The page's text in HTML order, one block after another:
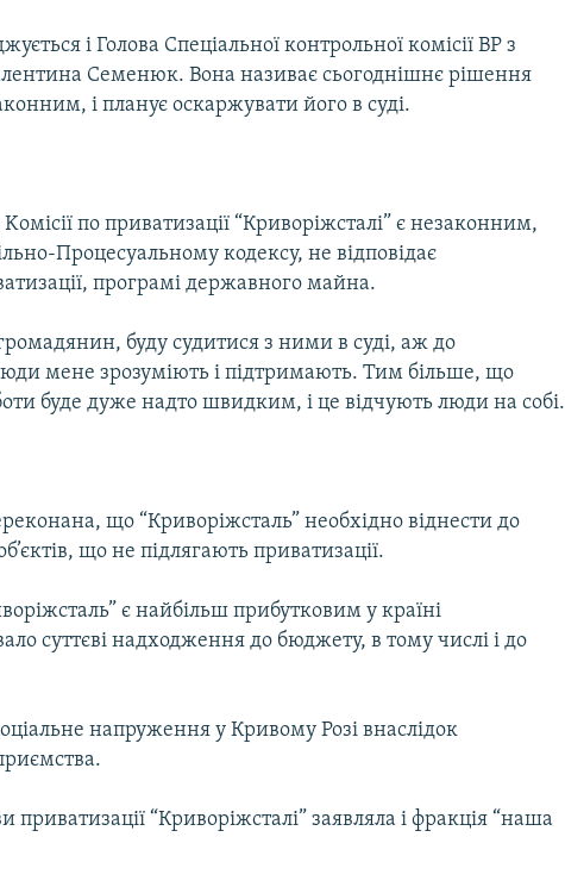
і Голова Спеціальної контрольної комісії ВР з
Семенюк. Вона називає сьогоднішнє рішення
і планує оскаржувати його в суді.
по приватизації “Криворіжсталі” є незаконним,
Процесуальному кодексу, не відповідає
програмі державного майна.
буду судитися з ними в суді, аж до
мене зрозуміють і підтримають. Тим більше, що
буде дуже надто швидким, і це відчують люди на собі.
що “Криворіжсталь” необхідно віднести до
що не підлягають приватизації.
є найбільш прибутковим у країні
суттєві надходження до бюджету, в тому числі і до
напруження у Кривому Розі внаслідок
“Криворіжсталі” заявляла і фракція “наша